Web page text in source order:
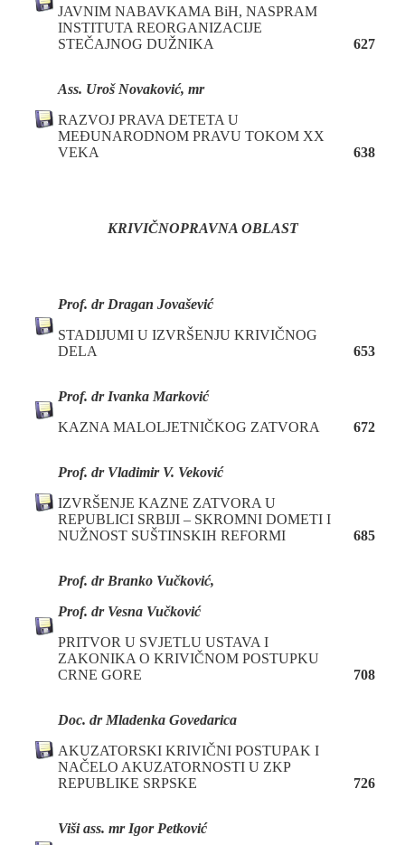
JAVNIM NABAVKAMA BiH, NASPRAM
INSTITUTA REORGANIZACIJE
STEČAJNOG DUŽNIKA
627
Ass. Uroš Novaković, mr
RAZVOJ PRAVA DETETA U
MEĐUNARODNOM PRAVU TOKOM XX
VEKA
638
KRIVIČNOPRAVNA OBLAST
Prof. dr Dragan Jovašević
STADIJUMI U IZVRŠENJU KRIVIČNOG
DELA
653
Prof. dr Ivanka Marković
KAZNA MALOLJETNIČKOG ZATVORA
672
Prof. dr Vladimir V. Veković
IZVRŠENJE KAZNE ZATVORA U
REPUBLICI SRBIJI – SKROMNI DOMETI I
NUŽNOST SUŠTINSKIH REFORMI
685
Prof. dr Branko Vučković,
Prof. dr Vesna Vučković
PRITVOR U SVJETLU USTAVA I
ZAKONIKA O KRIVIČNOM POSTUPKU
CRNE GORE
708
Doc. dr Mladenka Govedarica
AKUZATORSKI KRIVIČNI POSTUPAK I
NAČELO AKUZATORNOSTI U ZKP
REPUBLIKE SRPSKE
726
Viši ass. mr Igor Petković